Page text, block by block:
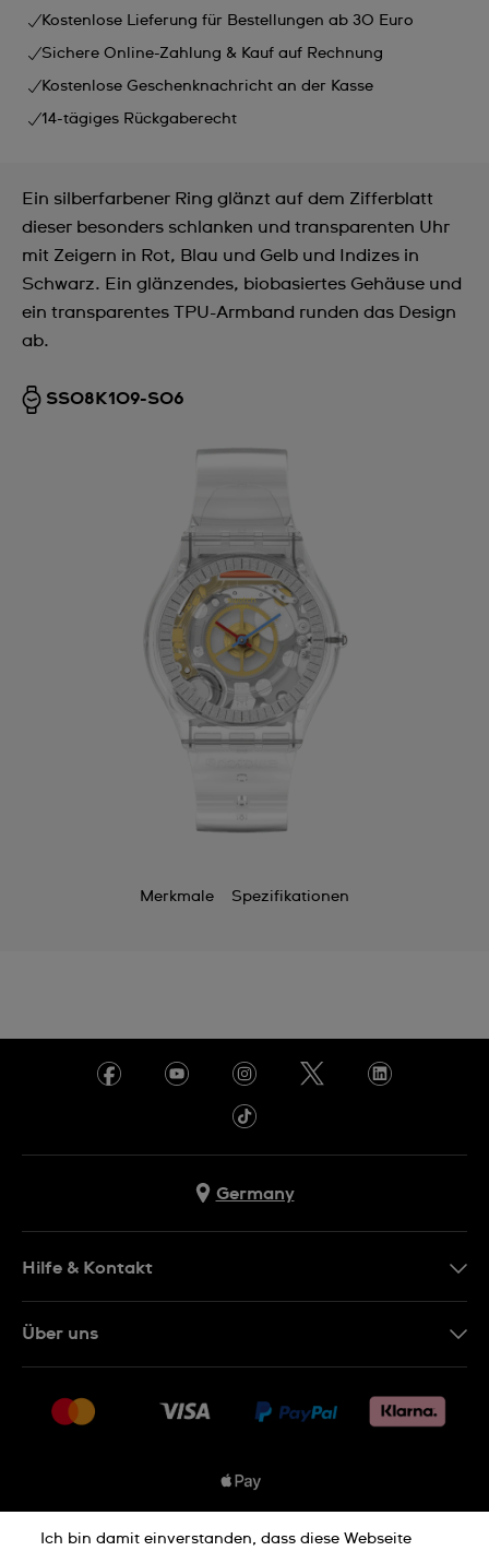
Kostenlose Lieferung für Bestellungen ab 30 Euro
Sichere Online-Zahlung & Kauf auf Rechnung
Kostenlose Geschenknachricht an der Kasse
14-tägiges Rückgaberecht
Ein silberfarbener Ring glänzt auf dem Zifferblatt
dieser besonders schlanken und transparenten Uhr
mit Zeigern in Rot, Blau und Gelb und Indizes in
Schwarz. Ein glänzendes, biobasiertes Gehäuse und
ein transparentes TPU-Armband runden das Design
ab.
SS08K109-S06
Merkmale Spezifikationen
Germany
Hilfe & Kontakt
Rücksendung und Entsorgung
Über uns
Jobs
Ich bin damit einverstanden, dass diese Webseite